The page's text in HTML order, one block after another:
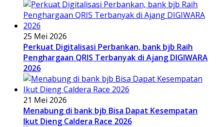
25 Mei 2026
Perkuat Digitalisasi Perbankan, bank bjb Raih
Penghargaan QRIS Terbanyak di Ajang DIGIWARA
2026
21 Mei 2026
Menabung di bank bjb Bisa Dapat Kesempatan
Ikut Dieng Caldera Race 2026